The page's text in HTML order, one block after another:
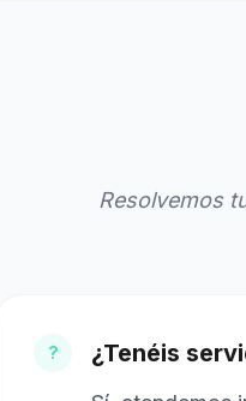
Resolvemos
? ¿Tenéis